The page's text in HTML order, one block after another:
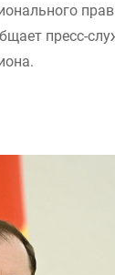
пресс-